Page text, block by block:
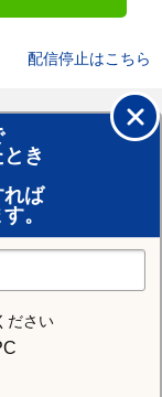
配信停止はこちら
き
れば
。
ださい
る